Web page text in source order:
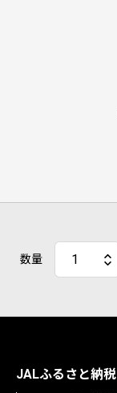
数量
JALふるさと納税